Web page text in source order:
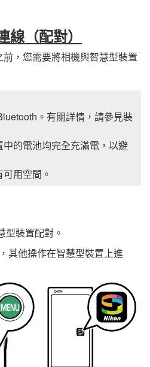
（配對）
，您需要將相機與智慧型裝置
。有關詳情，請參見裝
的電池均完全充滿電，以避
用空間。
型裝置配對。
其他操作在智慧型裝置上進